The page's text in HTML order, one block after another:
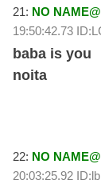
21: NO
19:50:42.73
baba is you
noita
22: NO
20:03:25.92